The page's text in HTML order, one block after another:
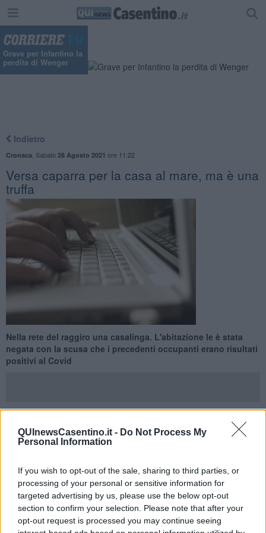
QUInewsCasentino.it - Do Not Process My
Personal Information
If you wish to opt-out of the sale, sharing to third parties, or
processing of your personal or sensitive information for
targeted advertising by us, please use the below opt-out
section to confirm your selection. Please note that after your
opt-out request is processed you may continue seeing
Grave per Infantino la
perdita di Wenger
Indietro
Cronaca Sabato 28 Agosto 2021 ore 11:22
Versa caparra per la casa al mare, ma è una
truffa
Nella rete del raggiro una casalinga. L'abitazione le è stata
negata con la scusa che i precedenti occupanti erano risultati
positivi al Covid
BIBBIENA —Il fenomeno delle truffe online ai danni di ignari
cittadini è sempre di estrema attualità, nonostante i ripetuti
hannosmascheratouna ben articolata truffa messa in atto da un
sessantenne di origini pugliesi e residente nel riminese.
L’uomo, peraltro già conosciuto dai militari per avere in passato
architettato diversiraggiri online con simili modalità,ha pensato
bene – considerato il periodo estivo e l’alta richiesta di case per